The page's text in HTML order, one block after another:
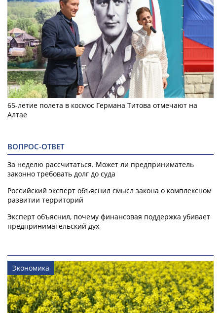
65-летие полета в космос Германа Титова отмечают на
Алтае
ВОПРОС-ОТВЕТ
За неделю рассчитаться. Может ли предприниматель
законно требовать долг до суда
Российский эксперт объяснил смысл закона о комплексном
развитии территорий
Эксперт объяснил, почему финансовая поддержка убивает
предпринимательский дух
Экономика